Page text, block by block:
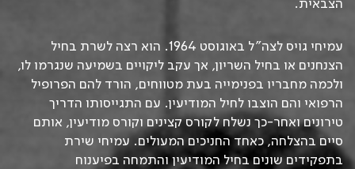
עמיחי גויס לצה”ל באוגוסט 1964. הוא רצה לשרת בחיל
הצנחנים או בחיל השריון, אך עקב ליקויים בשמיעה שנגרמו לו,
ולכמה מחבריו בפנימייה בעת מטווחים, הורד להם הפרופיל
הרפואי והם הוצבו לחיל המודיעין. עם התגייסותו הדריך
טירונים ואחר-כך נשלח לקורס קצינים וקורס מודיעין, אותם
סיים בהצלחה, כאחד החניכים המעולים. עמיחי שירת
בתפקידים שונים בחיל המודיעין והתמחה בפיענוח